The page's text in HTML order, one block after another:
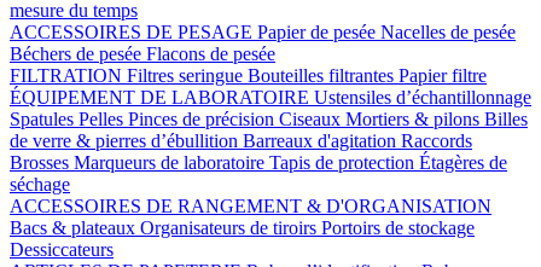
mesure du temps
ACCESSOIRES DE PESAGE Papier de pesée Nacelles de pesée
Béchers de pesée Flacons de pesée
FILTRATION Filtres seringue Bouteilles filtrantes Papier filtre
ÉQUIPEMENT DE LABORATOIRE Ustensiles d’échantillonnage
Spatules Pelles Pinces de précision Ciseaux Mortiers & pilons Billes
de verre & pierres d’ébullition Barreaux d'agitation Raccords
Brosses Marqueurs de laboratoire Tapis de protection Étagères de
séchage
ACCESSOIRES DE RANGEMENT & D'ORGANISATION
Bacs & plateaux Organisateurs de tiroirs Portoirs de stockage
Dessiccateurs